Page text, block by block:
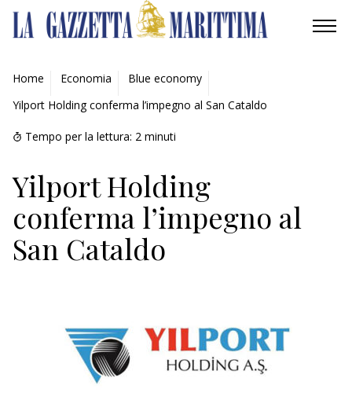
AMBIENTE
MOBILITÀ
INDUSTRIA
RICERCA
ECONOMIA
TURISMO
Home Economia
Blue economy
Yilport Holding conferma l’impegno al San Cataldo
Tempo per la lettura: 2 minuti
Yilport Holding
conferma l’impegno al
San Cataldo